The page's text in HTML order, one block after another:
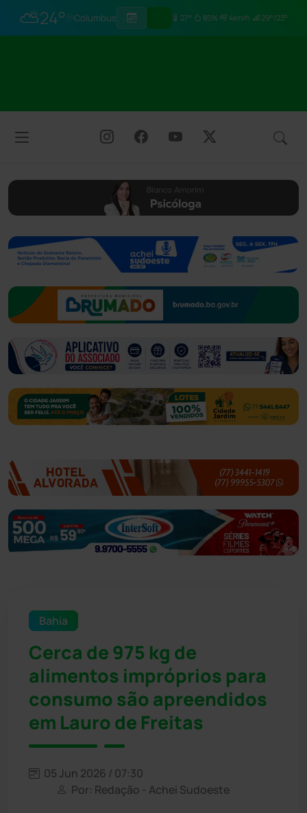
⛅24° Columbus 27° 85% 4km/h 29°/23°
Bahia
Cerca de 975 kg de
alimentos impróprios para
consumo são apreendidos
em Lauro de Freitas
05 Jun 2026 / 07:30
Por: Redação - Achei Sudoeste